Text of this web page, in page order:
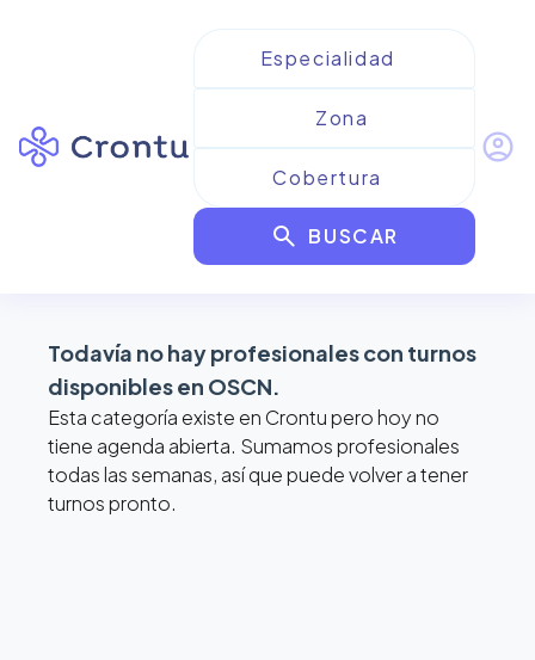
search BUSCAR
account_circle
Resultados paraOSCN
map
Todavía no hay profesionales con turnos
disponibles en OSCN.
Esta categoría existe en Crontu pero hoy no
tiene agenda abierta. Sumamos profesionales
todas las semanas, así que puede volver a tener
turnos pronto.